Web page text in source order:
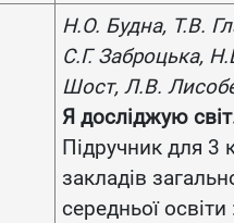
Н.О. Будна, Т.В.
С.Г. Заброцька,
Шост, Л.В.
Я досліджую
Підручник для 3
закладів
середньої освіти